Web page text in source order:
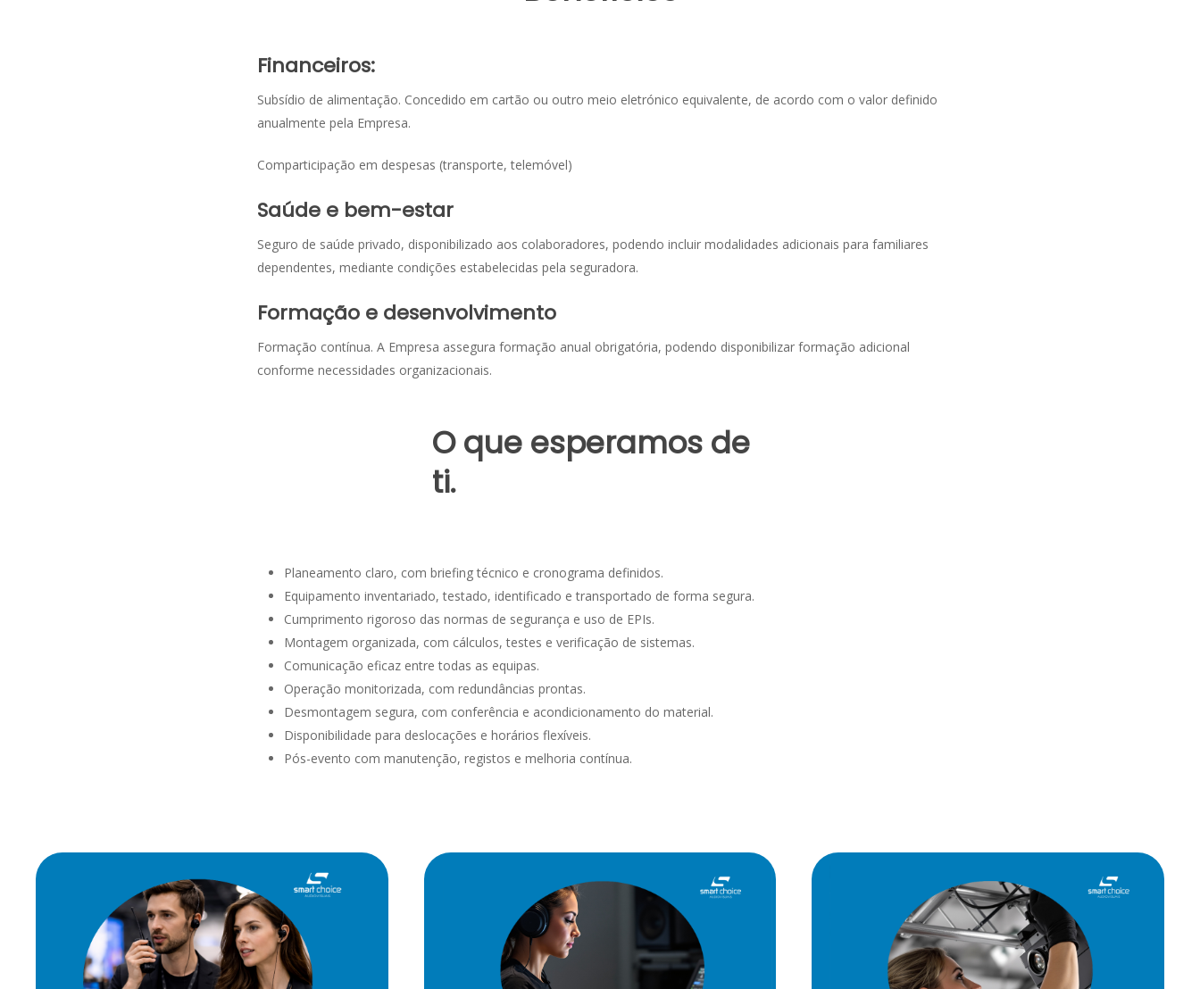
Financeiros:
Subsídio de alimentação. Concedido em cartão ou outro meio eletrónico equivalente, de acordo com o valor definido
anualmente pela Empresa.
Comparticipação em despesas (transporte, telemóvel)
Saúde e bem-estar
Seguro de saúde privado, disponibilizado aos colaboradores, podendo incluir modalidades adicionais para familiares
dependentes, mediante condições estabelecidas pela seguradora.
Formação e desenvolvimento
Formação contínua. A Empresa assegura formação anual obrigatória, podendo disponibilizar formação adicional
conforme necessidades organizacionais.
O que esperamos de
ti.
Planeamento claro, com briefing técnico e cronograma definidos.
Equipamento inventariado, testado, identificado e transportado de forma segura.
Cumprimento rigoroso das normas de segurança e uso de EPIs.
Montagem organizada, com cálculos, testes e verificação de sistemas.
Comunicação eficaz entre todas as equipas.
Operação monitorizada, com redundâncias prontas.
Desmontagem segura, com conferência e acondicionamento do material.
Disponibilidade para deslocações e horários flexíveis.
Pós-evento com manutenção, registos e melhoria contínua.
Competências de gestão de projeto
com conhecimento
técnico audiovisual do conceito à
Operar com:
Yamaha; Soundcraft; Digico; Allen &
Operar com:
MA; Chamsys; Avolites
ROBE; Clay Paky; Arrie;